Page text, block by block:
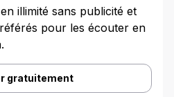
illimité sans publicité et
pour les écouter en
gratuitement